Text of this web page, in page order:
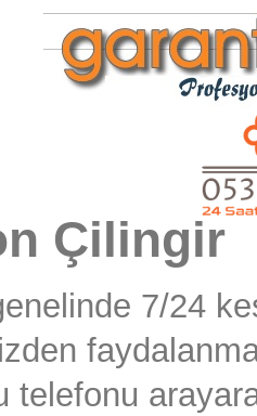
Çilingir
7/24
telefonu